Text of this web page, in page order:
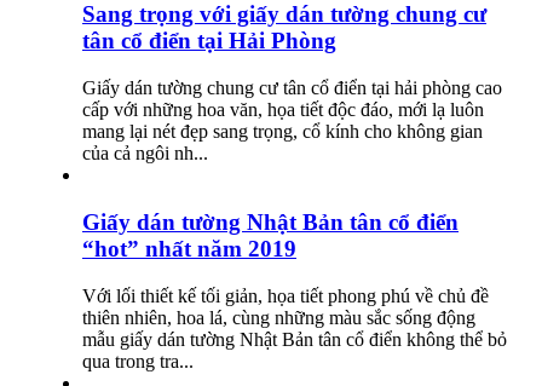
Sang trọng với giấy dán tường chung cư
tân cổ điển tại Hải Phòng
Giấy dán tường chung cư tân cổ điển tại hải phòng cao
cấp với những hoa văn, họa tiết độc đáo, mới lạ luôn
mang lại nét đẹp sang trọng, cổ kính cho không gian
của cả ngôi nh...
Giấy dán tường Nhật Bản tân cổ điển
“hot” nhất năm 2019
Với lối thiết kế tối giản, họa tiết phong phú về chủ đề
thiên nhiên, hoa lá, cùng những màu sắc sống động
mẫu giấy dán tường Nhật Bản tân cổ điển không thể bỏ
qua trong tra...